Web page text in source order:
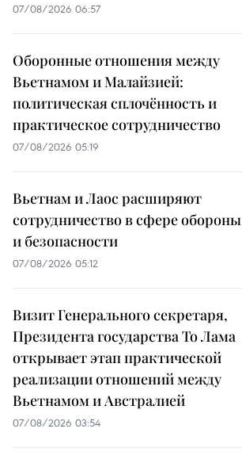
07/08/2026 06:57
Оборонные отношения между
Вьетнамом и Малайзией:
политическая сплочённость и
практическое сотрудничество
07/08/2026 05:19
Вьетнам и Лаос расширяют
сотрудничество в сфере обороны
и безопасности
07/08/2026 05:12
Визит Генерального секретаря,
Президента государства То Лама
открывает этап практической
реализации отношений между
Вьетнамом и Австралией
07/08/2026 03:54